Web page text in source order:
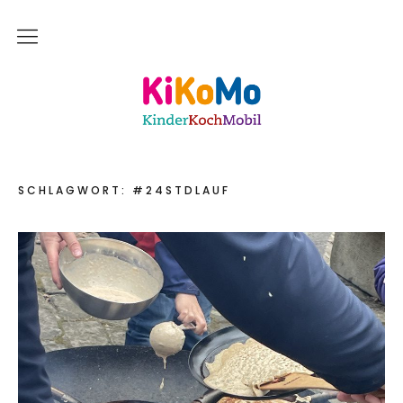
Kinderkochmobil KiKoMo Karlsruhe
Start
Mein Team
Meine Freunde
Saisonal – Regional – Bio
Wir sind “in-Form”
Anerkannt als “BNE”-Akteur
Mein erstes Jahr
SCHLAGWORT: #24STDLAUF